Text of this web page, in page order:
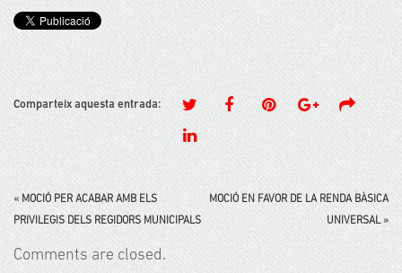
Comparteix aquesta entrada:
« MOCIÓ PER ACABAR AMB ELS
PRIVILEGIS DELS REGIDORS MUNICIPALS
MOCIÓ EN FAVOR DE LA RENDA BÀSICA
UNIVERSAL»
Comments are closed.